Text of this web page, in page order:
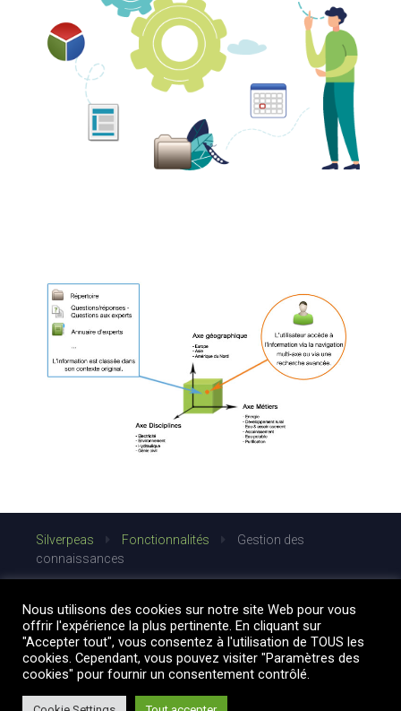
COMMUNAUTÉ OPEN SOURCE
+33 4 76 09 31 61
REJOIGNEZ-NOUS
NOS VIDÉOS SUR
Silverpeas Fonctionnalités
Gestion des
connaissances
Nous utilisons des cookies sur notre site Web pour vous
offrir l'expérience la plus pertinente. En cliquant sur
"Accepter tout", vous consentez à l'utilisation de TOUS les
cookies. Cependant, vous pouvez visiter "Paramètres des
cookies" pour fournir un consentement contrôlé.